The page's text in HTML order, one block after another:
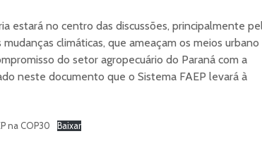
estará no centro das discussões, principalmente
climáticas, que ameaçam os meios urbano
do setor agropecuário do Paraná com a
neste documento que o Sistema FAEP levará à
na COP30 Baixar